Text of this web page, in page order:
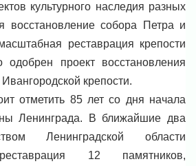
культурного наследия разных
восстановление собора Петра и
реставрация крепости
одобрен проект восстановления
крепости.
отметить 85 лет со дня начала
Ленинграда. В ближайшие два
Ленинградской области
12 памятников,